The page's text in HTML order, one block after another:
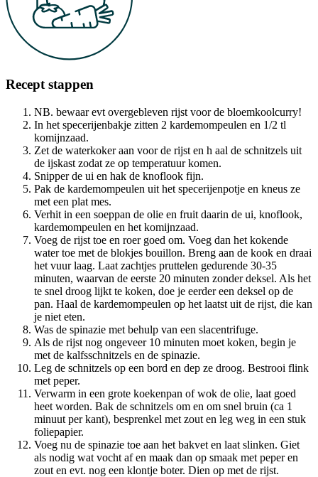
Recept stappen
NB. bewaar evt overgebleven rijst voor de bloemkoolcurry!
In het specerijenbakje zitten 2 kardemompeulen en 1/2 tl
komijnzaad.
Zet de waterkoker aan voor de rijst en h aal de schnitzels uit
de ijskast zodat ze op temperatuur komen.
Snipper de ui en hak de knoflook fijn.
Pak de kardemompeulen uit het specerijenpotje en kneus ze
met een plat mes.
Verhit in een soeppan de olie en fruit daarin de ui, knoflook,
kardemompeulen en het komijnzaad.
Voeg de rijst toe en roer goed om. Voeg dan het kokende
water toe met de blokjes bouillon. Breng aan de kook en draai
het vuur laag. Laat zachtjes pruttelen gedurende 30-35
minuten, waarvan de eerste 20 minuten zonder deksel. Als het
te snel droog lijkt te koken, doe je eerder een deksel op de
pan. Haal de kardemompeulen op het laatst uit de rijst, die kan
je niet eten.
Was de spinazie met behulp van een slacentrifuge.
Als de rijst nog ongeveer 10 minuten moet koken, begin je
met de kalfsschnitzels en de spinazie.
Leg de schnitzels op een bord en dep ze droog. Bestrooi flink
met peper.
Verwarm in een grote koekenpan of wok de olie, laat goed
heet worden. Bak de schnitzels om en om snel bruin (ca 1
minuut per kant), besprenkel met zout en leg weg in een stuk
foliepapier.
Voeg nu de spinazie toe aan het bakvet en laat slinken. Giet
als nodig wat vocht af en maak dan op smaak met peper en
zout en evt. nog een klontje boter. Dien op met de rijst.